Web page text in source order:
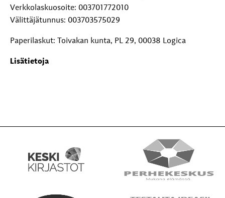
Verkkolaskuosoite: 003701772010
Välittäjätunnus: 003703575029
Paperilaskut: Toivakan kunta, PL 29, 00038 Logica
Lisätietoja